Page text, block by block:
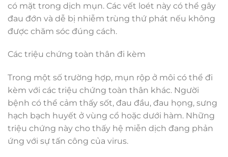
có mặt trong dịch mụn. Các vết loét này có thể gây
đau đớn và dễ bị nhiễm trùng thứ phát nếu không
được chăm sóc đúng cách.
Các triệu chứng toàn thân đi kèm
Trong một số trường hợp, mụn rộp ở môi có thể đi
kèm với các triệu chứng toàn thân khác. Người
bệnh có thể cảm thấy sốt, đau đầu, đau họng, sưng
hạch bạch huyết ở vùng cổ hoặc dưới hàm. Những
triệu chứng này cho thấy hệ miễn dịch đang phản
ứng với sự tấn công của virus.